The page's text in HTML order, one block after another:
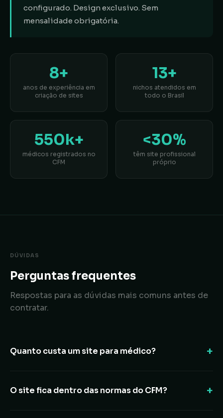
configurado. Design exclusivo. Sem
mensalidade obrigatória.
8+
anos de experiência em
criação de sites
13+
nichos atendidos em
todo o Brasil
550k+
médicos registrados no
CFM
<30%
têm site profissional
próprio
DÚVIDAS
Perguntas frequentes
Respostas para as dúvidas mais comuns antes de
contratar.
Quanto custa um site para médico?
O site fica dentro das normas do CFM?